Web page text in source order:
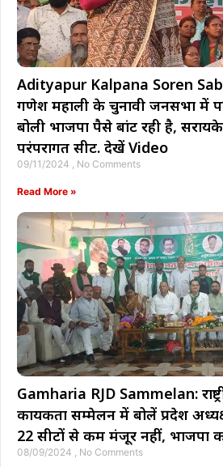
Adityapur Kalpana Soren
गणेश महाली के चुनावी जनसभा में
बोली भाजपा पैसे बांट रही है,
परंपरागत सीट. देखें Video
09/11/2024 No Comments
Read More »
Gamharia RJD Sammelan:
कार्यकर्ता सम्मेलन में बोलें प्रदेश
22 सीटों से कम मंजूर नहीं, भाजपा
08/09/2024 No Comments